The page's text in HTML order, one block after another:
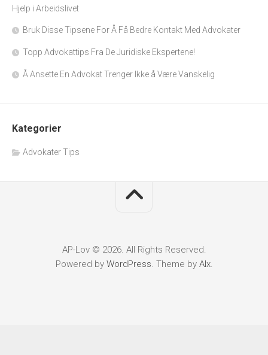
Hjelp i Arbeidslivet
Bruk Disse Tipsene For Å Få Bedre Kontakt Med Advokater
Topp Advokattips Fra De Juridiske Ekspertene!
Å Ansette En Advokat Trenger Ikke å Være Vanskelig
Kategorier
Advokater Tips
AP-Lov © 2026. All Rights Reserved.
Powered by WordPress. Theme by Alx.